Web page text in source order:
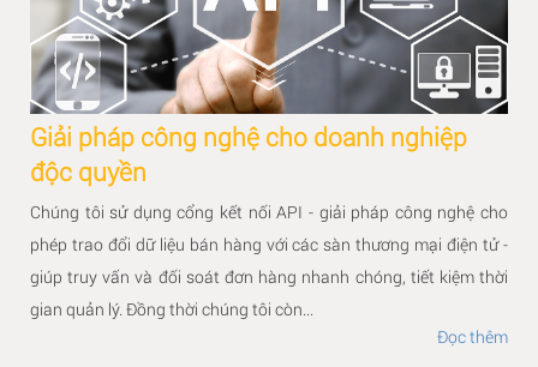
Giải pháp công nghệ cho doanh nghiệp
độc quyền
Chúng tôi sử dụng cổng kết nối API - giải pháp công nghệ cho
phép trao đổi dữ liệu bán hàng với các sàn thương mại điện tử -
giúp truy vấn và đối soát đơn hàng nhanh chóng, tiết kiệm thời
gian quản lý. Đồng thời chúng tôi còn...
Đọc thêm